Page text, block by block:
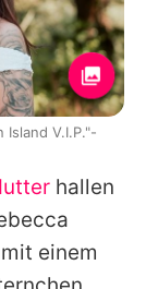
hallen
einem
Island V.I.P."-